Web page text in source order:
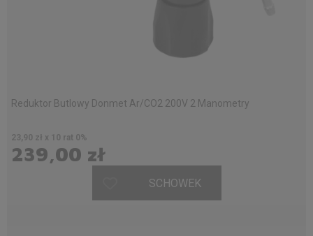
Reduktor Butlowy Donmet Ar/CO2 200V 2 Manometry
239,00 zł
23,90 zł x 10 rat 0%
SCHOWEK